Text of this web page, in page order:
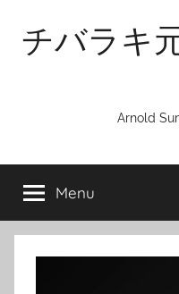
content
チバラキ
Arnold
Menu